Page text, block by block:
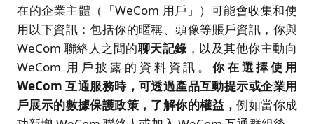
在的企業主體（「WeCom 用戶」）可能會收集和使
用以下資訊：包括你的暱稱、頭像等賬戶資訊，你與
WeCom 聯絡人之間的聊天記錄，以及其他你主動向
WeCom 用戶披露的資料資訊。你在選擇使用
WeCom 互通服務時，可透過產品互動提示或企業用
戶展示的數據保護政策，了解你的權益，例如當你成